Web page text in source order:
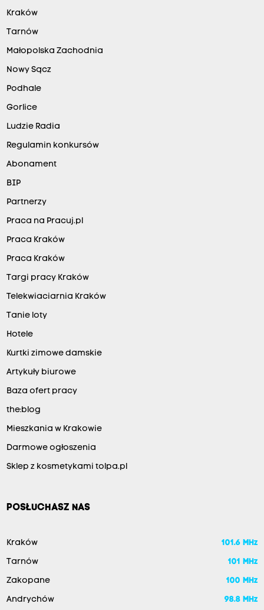
Kraków
Tarnów
Małopolska Zachodnia
Nowy Sącz
Podhale
Gorlice
Ludzie Radia
Regulamin konkursów
Abonament
BIP
Partnerzy
Praca na Pracuj.pl
Praca Kraków
Praca Kraków
Targi pracy Kraków
Telekwiaciarnia Kraków
Tanie loty
Hotele
Kurtki zimowe damskie
Artykuły biurowe
Baza ofert pracy
the:blog
Mieszkania w Krakowie
Darmowe ogłoszenia
Sklep z kosmetykami tolpa.pl
POSŁUCHASZ NAS
Kraków 101.6 MHz
Tarnów 101 MHz
Zakopane 100 MHz
Andrychów 98.8 MHz